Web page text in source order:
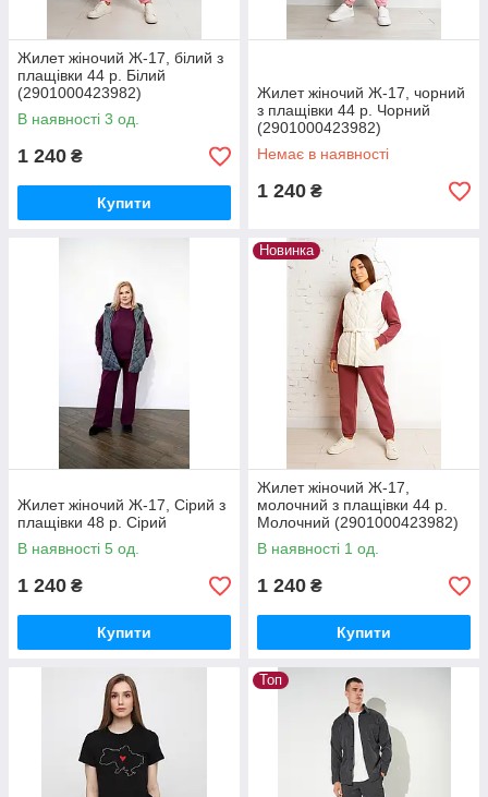
Жилет жіночий Ж-17, білий з
плащівки 44 р. Білий
(2901000423982)
В наявності 3 од.
1 240 ₴
Купити
Жилет жіночий Ж-17, чорний
з плащівки 44 р. Чорний
(2901000423982)
Немає в наявності
1 240 ₴
Жилет жіночий Ж-17, Сірий з
плащівки 48 р. Сірий
В наявності 5 од.
1 240 ₴
Купити
Новинка
Жилет жіночий Ж-17,
молочний з плащівки 44 р.
Молочний (2901000423982)
В наявності 1 од.
1 240 ₴
Купити
Топ